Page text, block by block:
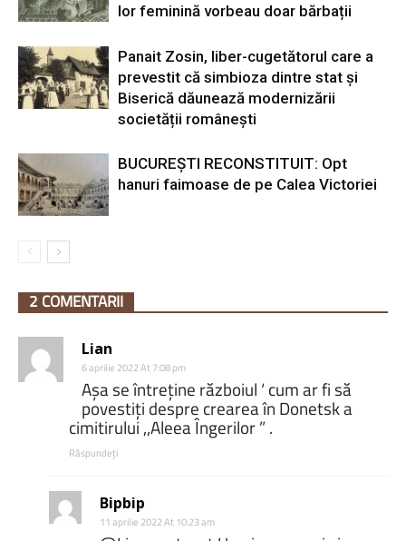
lor feminină vorbeau doar bărbații
Panait Zosin, liber-cugetătorul care a
prevestit că simbioza dintre stat și
Biserică dăunează modernizării
societății românești
BUCUREȘTI RECONSTITUIT: Opt
hanuri faimoase de pe Calea Victoriei
2 COMENTARII
Lian
6 aprilie 2022 At 7:08 pm
Așa se întreține războiul ‘ cum ar fi să
povestiți despre crearea în Donetsk a
cimitirului ,,Aleea Îngerilor ” .
Răspundeți
Bipbip
11 aprilie 2022 At 10:23 am